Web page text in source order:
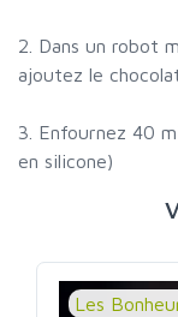
2. Dans un robot
ajoutez le
3. Enfournez 40
en silicone)
Les